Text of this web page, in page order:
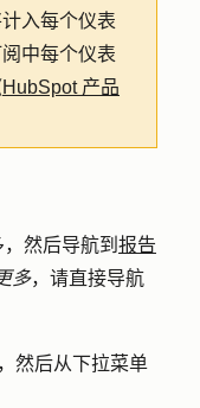
入每个仪表
中每个仪表
HubSpot 产品
，然后导航到 报告
多，请直接导航
，然后从下拉菜单